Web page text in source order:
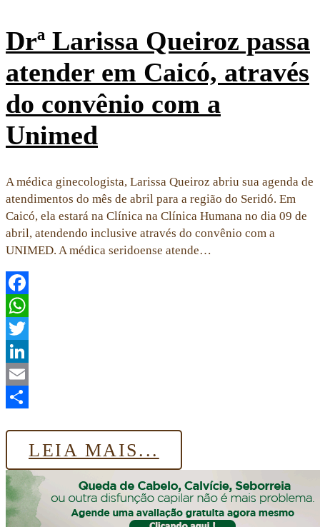
Drª Larissa Queiroz passa
atender em Caicó, através
do convênio com a
Unimed
A médica ginecologista, Larissa Queiroz abriu sua agenda de
atendimentos do mês de abril para a região do Seridó. Em
Caicó, ela estará na Clínica na Clínica Humana no dia 09 de
abril, atendendo inclusive através do convênio com a
UNIMED. A médica seridoense atende…
Facebook
WhatsApp
Twitter
LinkedIn
Email
LEIA MAIS...